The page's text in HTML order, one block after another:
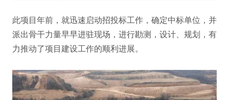
此项目年前，就迅速启动招投标工作，确定中标单位，并
派出骨干力量早早进驻现场，进行勘测，设计、规划，有
力推动了项目建设工作的顺利进展。